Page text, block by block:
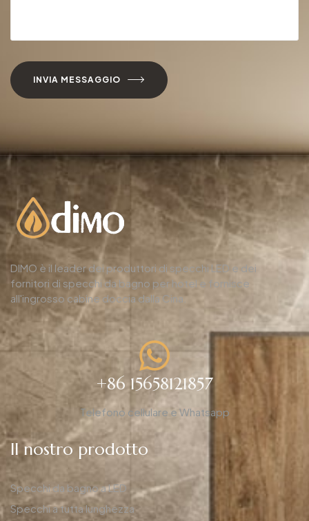
INVIA MESSAGGIO
DIMO è il leader dei produttori di specchi LED e dei
fornitori di specchi da bagno per hotel e fornisce
all'ingrosso cabine doccia dalla Cina.
+86 15658121857
Telefono cellulare e Whatsapp
Il nostro prodotto
Specchi da bagno a LED
Specchi a tutta lunghezza